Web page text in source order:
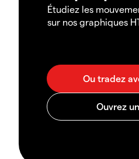
Étudiez les
sur nos graphiques